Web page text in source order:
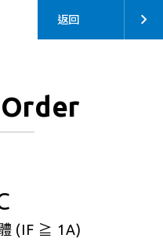
返回
(IF ≧ 1A)